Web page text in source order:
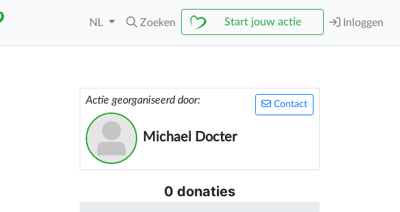
NL Zoeken Start jouw actie Inloggen
Contact
Actie georganiseerd door:
Michael Docter
0 donaties